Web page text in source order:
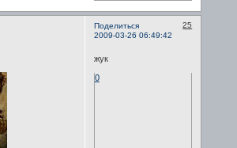
Поделиться
25
2009-03-26 06:49:42
жук
0